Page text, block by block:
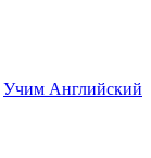
Учим Английский